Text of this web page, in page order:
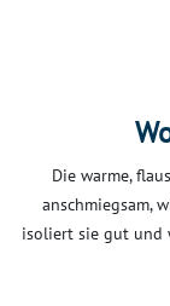
Die warme,
anschmiegsam,
isoliert sie gut und